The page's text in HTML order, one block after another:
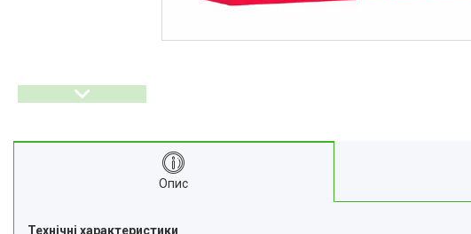
Опис
Технічні характеристики